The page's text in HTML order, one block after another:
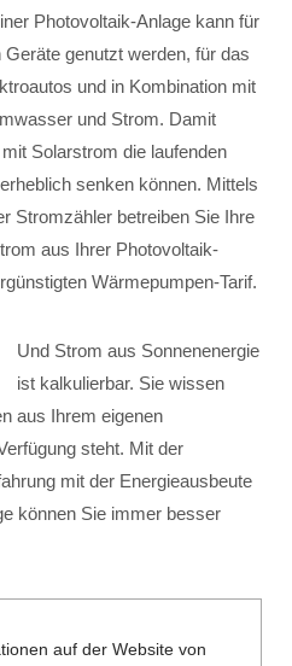
Photovoltaik-Anlage kann für
genutzt werden, für das
und in Kombination mit
und Strom. Damit
Solarstrom die laufenden
senken können. Mittels
Stromzähler betreiben Sie Ihre
aus Ihrer Photovoltaik-
Wärmepumpen-Tarif.
Und Strom aus Sonnenenergie
ist kalkulierbar. Sie wissen
aus Ihrem eigenen
steht. Mit der
mit der Energieausbeute
können Sie immer besser
auf der Website von